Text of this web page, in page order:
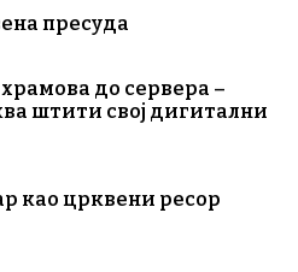
пресуда
до сервера –
штити свој дигитални
као црквени ресор